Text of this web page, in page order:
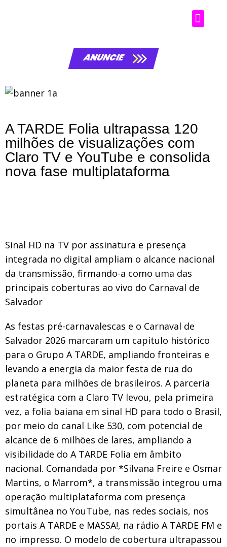
ANUNCIE
A TARDE Folia ultrapassa 120
milhões de visualizações com
Claro TV e YouTube e consolida
nova fase multiplataforma
Sinal HD na TV por assinatura e presença
integrada no digital ampliam o alcance nacional
da transmissão, firmando-a como uma das
principais coberturas ao vivo do Carnaval de
Salvador
As festas pré-carnavalescas e o Carnaval de
Salvador 2026 marcaram um capítulo histórico
para o Grupo A TARDE, ampliando fronteiras e
levando a energia da maior festa de rua do
planeta para milhões de brasileiros. A parceria
estratégica com a Claro TV levou, pela primeira
vez, a folia baiana em sinal HD para todo o Brasil,
por meio do canal Like 530, com potencial de
alcance de 6 milhões de lares, ampliando a
visibilidade do A TARDE Folia em âmbito
nacional. Comandada por *Silvana Freire e Osmar
Martins, o Marrom*, a transmissão integrou uma
operação multiplataforma com presença
simultânea no YouTube, nas redes sociais, nos
portais A TARDE e MASSA!, na rádio A TARDE FM e
no impresso. O modelo de cobertura ultrapassou